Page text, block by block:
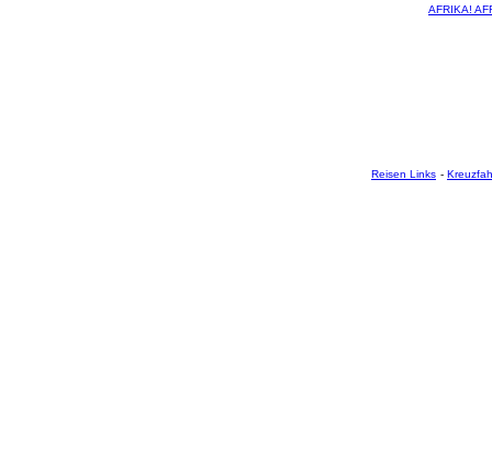
AFRIKA!
Reisen Links -